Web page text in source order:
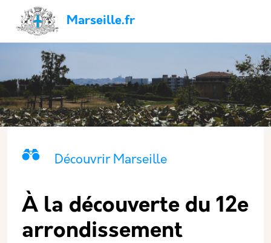
Marseille.fr
Navigation principale
Catégorie principale
IconeNom
Découvrir Marseille
À la découverte du 12e
arrondissement
Panneau de gestion des cookies